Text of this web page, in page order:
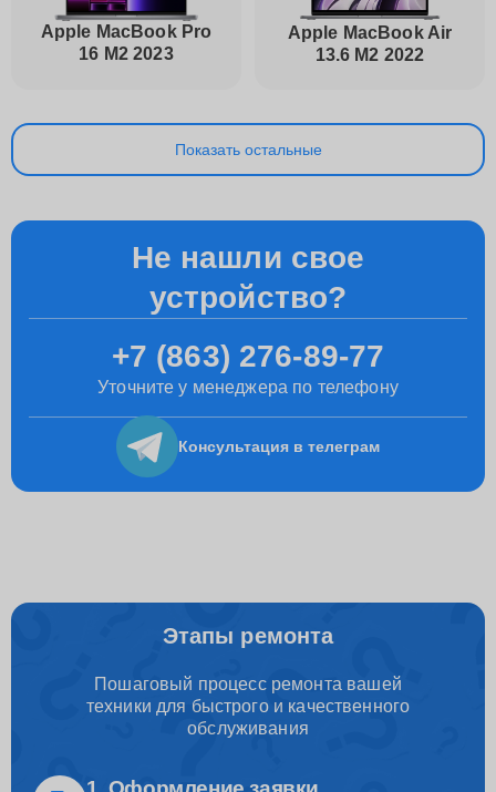
Apple MacBook Pro
16 M2 2023
Apple MacBook Air
13.6 M2 2022
Показать остальные
Не нашли свое
устройство?
+7 (863) 276-89-77
Уточните у менеджера по телефону
Консультация в телеграм
Этапы ремонта
Пошаговый процесс ремонта вашей
техники для быстрого и качественного
обслуживания